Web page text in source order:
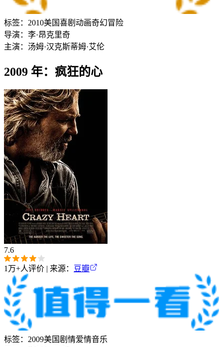
标签： 2010美国喜剧 动画奇幻冒险
导演： 李·昂克里奇
主演： 汤姆·汉克斯蒂姆·艾伦
2009 年：疯狂的心
7.6
1万+人评价 | 来源： 豆瓣
标签： 2009美国 剧情爱情音乐